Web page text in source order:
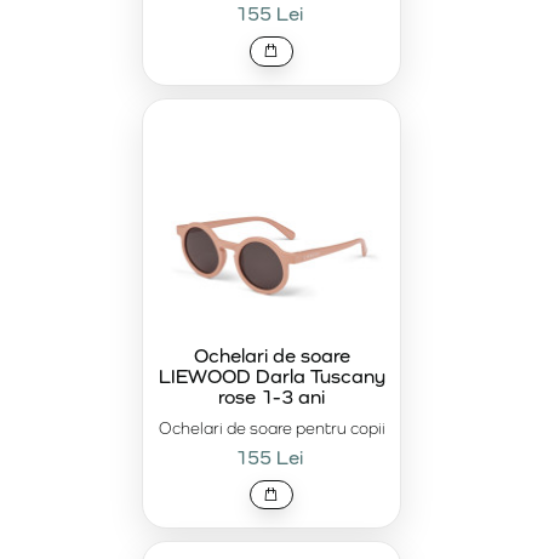
155 Lei
Ochelari de soare pentru copii
Ochelari de soare
LIEWOOD Darla Tuscany
rose 1-3 ani
155 Lei